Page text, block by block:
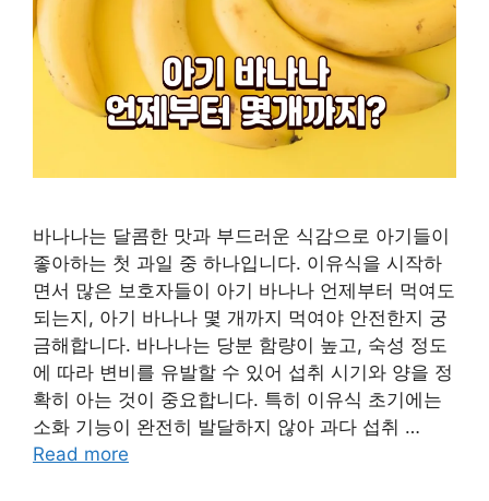
바나나는 달콤한 맛과 부드러운 식감으로 아기들이
좋아하는 첫 과일 중 하나입니다. 이유식을 시작하
면서 많은 보호자들이 아기 바나나 언제부터 먹여도
되는지, 아기 바나나 몇 개까지 먹여야 안전한지 궁
금해합니다. 바나나는 당분 함량이 높고, 숙성 정도
에 따라 변비를 유발할 수 있어 섭취 시기와 양을 정
확히 아는 것이 중요합니다. 특히 이유식 초기에는
소화 기능이 완전히 발달하지 않아 과다 섭취 …
Read more